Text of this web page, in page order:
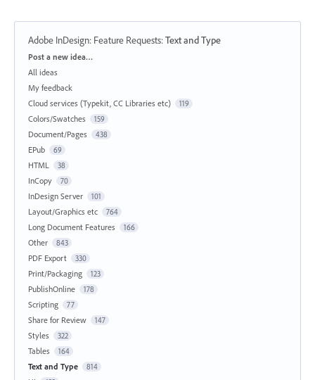
Adobe InDesign: Feature Requests:Text and Type
Categories
Post a new idea…
All ideas
My feedback
Cloud services (Typekit, CC Libraries etc)
119
Colors/Swatches 159
Document/Pages 438
EPub 69
HTML 38
InCopy 70
InDesign Server 101
Layout/Graphics etc 764
Long Document Features 166
Other 843
PDF Export 330
Print/Packaging 123
PublishOnline 178
Scripting 77
Share for Review 147
Styles 322
Tables 164
Text and Type 814